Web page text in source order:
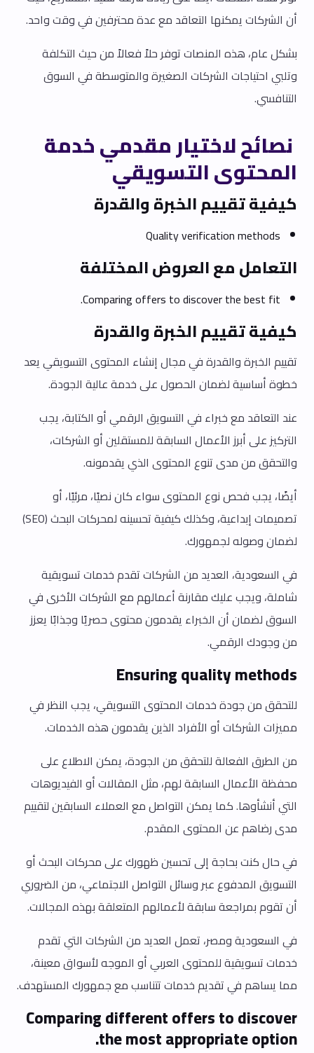
أن الشركات يمكنها التعاقد مع عدة محترفين في وقت واحد.
بشكل عام، هذه المنصات توفر حلاً فعالاً من حيث التكلفة
وتلبي احتياجات الشركات الصغيرة والمتوسطة في السوق
التنافسي.
نصائح لاختيار مقدمي خدمة
المحتوى التسويقي
كيفية تقييم الخبرة والقدرة
Quality verification methods
التعامل مع العروض المختلفة
Comparing offers to discover the best fit.
كيفية تقييم الخبرة والقدرة
تقييم الخبرة والقدرة في مجال إنشاء المحتوى التسويقي يعد
خطوة أساسية لضمان الحصول على خدمة عالية الجودة.
عند التعاقد مع خبراء في التسويق الرقمي أو الكتابة، يجب
التركيز على أبرز الأعمال السابقة للمستقلين أو الشركات،
والتحقق من مدى تنوع المحتوى الذي يقدمونه.
أيضًا، يجب فحص نوع المحتوى سواء كان نصيًا، مرئيًا، أو
تصميمات إبداعية، وكذلك كيفية تحسينه لمحركات البحث (SEO)
لضمان وصوله لجمهورك.
في السعودية، العديد من الشركات تقدم خدمات تسويقية
شاملة، ويجب عليك مقارنة أعمالهم مع الشركات الأخرى في
السوق لضمان أن الخبراء يقدمون محتوى حصريًا وجذابًا يعزز
من وجودك الرقمي.
Ensuring quality methods
للتحقق من جودة خدمات المحتوى التسويقي، يجب النظر في
مميزات الشركات أو الأفراد الذين يقدمون هذه الخدمات.
من الطرق الفعالة للتحقق من الجودة، يمكن الاطلاع على
محفظة الأعمال السابقة لهم، مثل المقالات أو الفيديوهات
التي أنشأوها. كما يمكن التواصل مع العملاء السابقين لتقييم
مدى رضاهم عن المحتوى المقدم.
في حال كنت بحاجة إلى تحسين ظهورك على محركات البحث أو
التسويق المدفوع عبر وسائل التواصل الاجتماعي، من الضروري
أن تقوم بمراجعة سابقة لأعمالهم المتعلقة بهذه المجالات.
في السعودية ومصر، تعمل العديد من الشركات التي تقدم
خدمات تسويقية للمحتوى العربي أو الموجه لأسواق معينة،
مما يساهم في تقديم خدمات تتناسب مع جمهورك المستهدف.
Comparing different offers to discover
the most appropriate option.